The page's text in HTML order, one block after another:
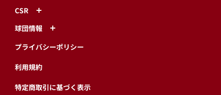
CSR
球団情報
プライバシーポリシー
利用規約
特定商取引に基づく表示